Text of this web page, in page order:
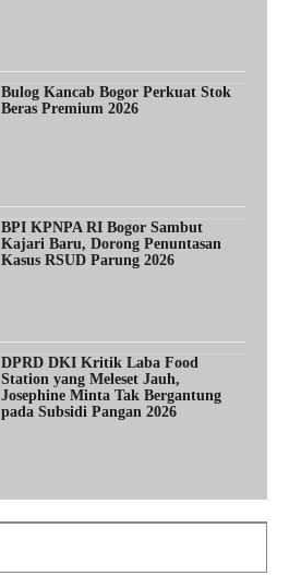
Bulog Kancab Bogor Perkuat Stok
Beras Premium 2026
BPI KPNPA RI Bogor Sambut
Kajari Baru, Dorong Penuntasan
Kasus RSUD Parung 2026
DPRD DKI Kritik Laba Food
Station yang Meleset Jauh,
Josephine Minta Tak Bergantung
pada Subsidi Pangan 2026